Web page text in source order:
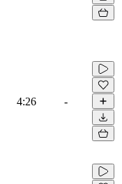
4:26 -